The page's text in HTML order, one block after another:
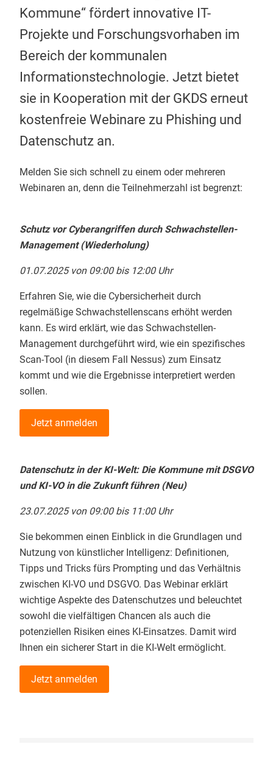
Kommune“ fördert innovative IT-
Projekte und Forschungsvorhaben im
Bereich der kommunalen
Informationstechnologie. Jetzt bietet
sie in Kooperation mit der GKDS erneut
kostenfreie Webinare zu Phishing und
Datenschutz an.
Melden Sie sich schnell zu einem oder mehreren
Webinaren an, denn die Teilnehmerzahl ist begrenzt:
Schutz vor Cyberangriffen durch Schwachstellen-
Management (Wiederholung)
01.07.2025 von 09:00 bis 12:00 Uhr
Erfahren Sie, wie die Cybersicherheit durch
regelmäßige Schwachstellenscans erhöht werden
kann. Es wird erklärt, wie das Schwachstellen-
Management durchgeführt wird, wie ein spezifisches
Scan-Tool (in diesem Fall Nessus) zum Einsatz
kommt und wie die Ergebnisse interpretiert werden
sollen.
Jetzt anmelden
Datenschutz in der KI-Welt: Die Kommune mit DSGVO
und KI-VO in die Zukunft führen (Neu)
23.07.2025 von 09:00 bis 11:00 Uhr
Sie bekommen einen Einblick in die Grundlagen und
Nutzung von künstlicher Intelligenz: Definitionen,
Tipps und Tricks fürs Prompting und das Verhältnis
zwischen KI-VO und DSGVO. Das Webinar erklärt
wichtige Aspekte des Datenschutzes und beleuchtet
sowohl die vielfältigen Chancen als auch die
potenziellen Risiken eines KI-Einsatzes. Damit wird
Ihnen ein sicherer Start in die KI-Welt ermöglicht.
Jetzt anmelden